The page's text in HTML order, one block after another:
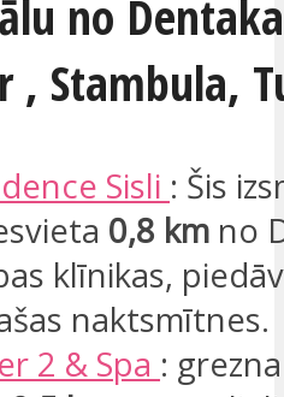
no
, Stambula,
Sisli : Šis
0,8 km no
klīnikas,
naktsmītnes.
2 & Spa :